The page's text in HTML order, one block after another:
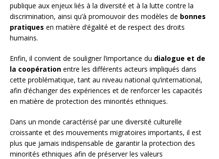
publique aux enjeux liés à la diversité et à la lutte contre la
discrimination, ainsi qu’à promouvoir des modèles de bonnes
pratiques en matière d’égalité et de respect des droits
humains.
Enfin, il convient de souligner l’importance du dialogue et de
la coopération entre les différents acteurs impliqués dans
cette problématique, tant au niveau national qu’international,
afin d’échanger des expériences et de renforcer les capacités
en matière de protection des minorités ethniques.
Dans un monde caractérisé par une diversité culturelle
croissante et des mouvements migratoires importants, il est
plus que jamais indispensable de garantir la protection des
minorités ethniques afin de préserver les valeurs